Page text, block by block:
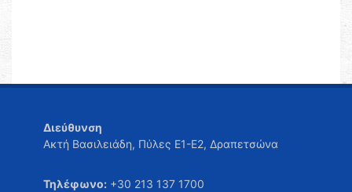
Διεύθυνση
Ακτή Βασιλειάδη, Πύλες Ε1-Ε2, Δραπετσώνα
Τηλέφωνο: +30 213 137 1700